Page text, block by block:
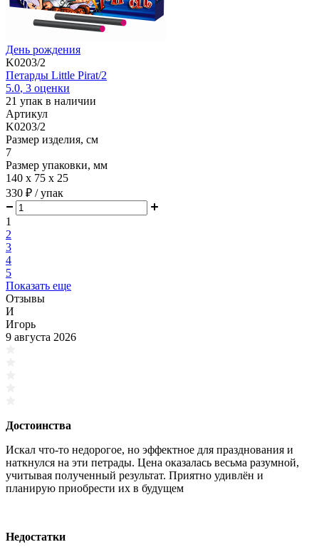
День рождения
K0203/2
Петарды Little Pirat/2
5.0, 3 оценки
21 упак в наличии
Артикул
K0203/2
Размер изделия, см
7
Размер упаковки, мм
140 х 75 х 25
330 ₽ / упак
1
2
3
4
5
Показать еще
Отзывы
И
Игорь
9 августа 2026
Достоинства
Искал что-то недорогое, но эффектное для празднования и
наткнулся на эти петрады. Цена оказалась весьма разумной,
учитывая полученный результат. Приятно удивлён и
планирую приобрести их в будущем
Недостатки